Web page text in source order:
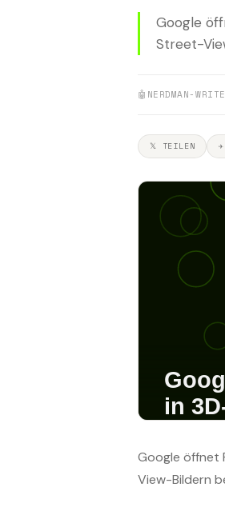
Google
Street-
🤖 NERDMAN-
𝕏 TEILEN
Google öffnet
View-Bildern